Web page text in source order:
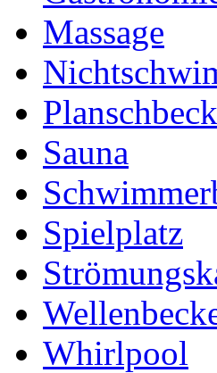
Massage
Sauna
Spielplatz
Whirlpool